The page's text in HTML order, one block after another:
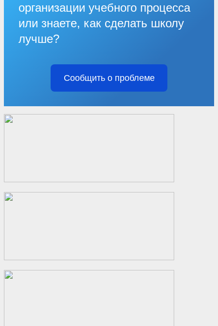
организации учебного процесса
или знаете, как сделать школу
лучше?
Сообщить о проблеме